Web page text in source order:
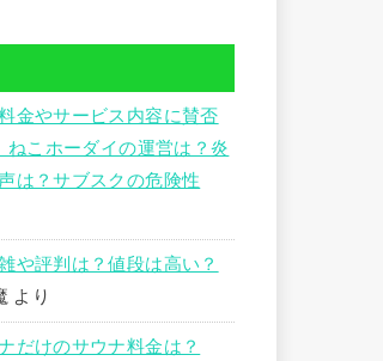
金やサービス内容に賛否
ねこホーダイの運営は？炎
は？サブスクの危険性
や評判は？値段は高い？
より
だけのサウナ料金は？